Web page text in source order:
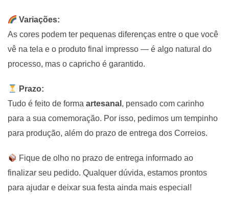
Variações:
As cores podem ter pequenas diferenças entre o que você
vê na tela e o produto final impresso — é algo natural do
processo, mas o capricho é garantido.
Prazo:
Tudo é feito de forma artesanal , pensado com carinho
para a sua comemoração. Por isso, pedimos um tempinho
para produção, além do prazo de entrega dos Correios.
Fique de olho no prazo de entrega informado ao
finalizar seu pedido. Qualquer dúvida, estamos prontos
para ajudar e deixar sua festa ainda mais especial!